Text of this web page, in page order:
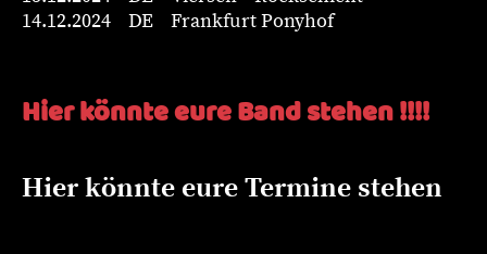
14.12.2024 DE Frankfurt Ponyhof
Hier könnte eure Band stehen !!!!
Hier könnte eure Termine stehen